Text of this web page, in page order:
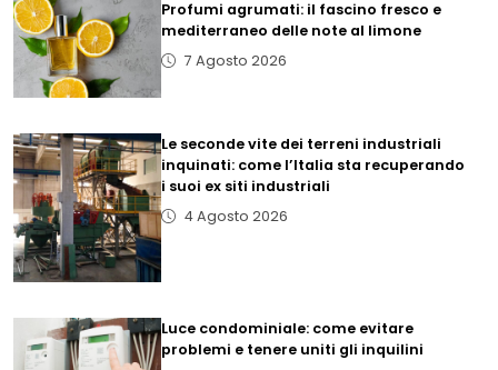
Profumi agrumati: il fascino fresco e
mediterraneo delle note al limone
7 Agosto 2026
Le seconde vite dei terreni industriali
inquinati: come l’Italia sta recuperando
i suoi ex siti industriali
4 Agosto 2026
Luce condominiale: come evitare
problemi e tenere uniti gli inquilini